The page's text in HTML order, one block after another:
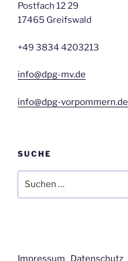
Postfach 12 29
17465 Greifswald
+49 3834 4203213
info@dpg-mv.de
info@dpg-vorpommern.de
SUCHE
nach:
Impressum Datenschutz